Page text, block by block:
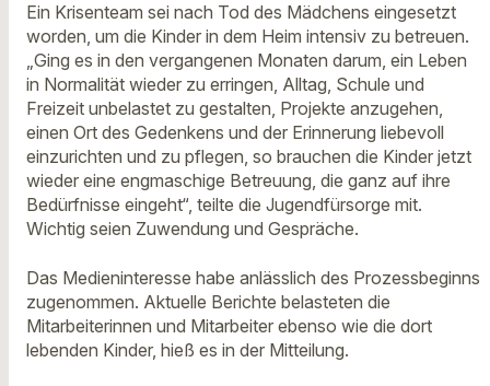
Ein Krisenteam sei nach Tod des Mädchens eingesetzt
worden, um die Kinder in dem Heim intensiv zu betreuen.
„Ging es in den vergangenen Monaten darum, ein Leben
in Normalität wieder zu erringen, Alltag, Schule und
Freizeit unbelastet zu gestalten, Projekte anzugehen,
einen Ort des Gedenkens und der Erinnerung liebevoll
einzurichten und zu pflegen, so brauchen die Kinder jetzt
wieder eine engmaschige Betreuung, die ganz auf ihre
Bedürfnisse eingeht“, teilte die Jugendfürsorge mit.
Wichtig seien Zuwendung und Gespräche.
Das Medieninteresse habe anlässlich des Prozessbeginns
zugenommen. Aktuelle Berichte belasteten die
Mitarbeiterinnen und Mitarbeiter ebenso wie die dort
lebenden Kinder, hieß es in der Mitteilung.